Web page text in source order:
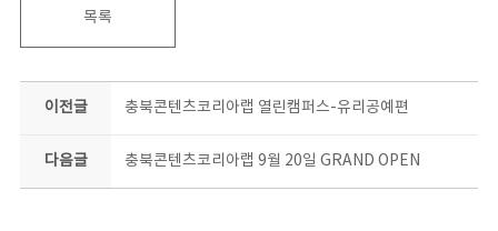
목록
이전글 충북콘텐츠코리아랩 열린캠퍼스-유리공예편
다음글 충북콘텐츠코리아랩 9월 20일 GRAND OPEN